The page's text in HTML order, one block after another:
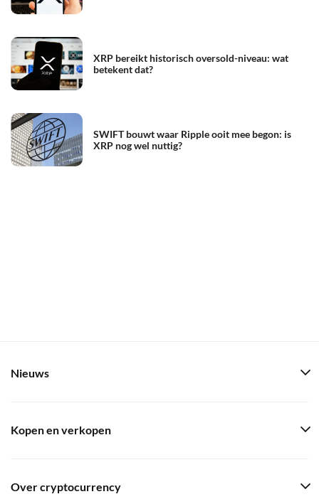
XRP bereikt historisch oversold-niveau: wat
betekent dat?
SWIFT bouwt waar Ripple ooit mee begon: is
XRP nog wel nuttig?
Nieuws
Kopen en verkopen
Over cryptocurrency